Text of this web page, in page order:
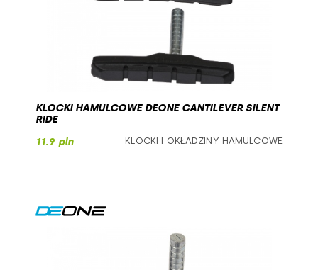
KLOCKI HAMULCOWE DEONE CANTILEVER SILENT
RIDE
11.9 pln
KLOCKI I OKŁADZINY HAMULCOWE